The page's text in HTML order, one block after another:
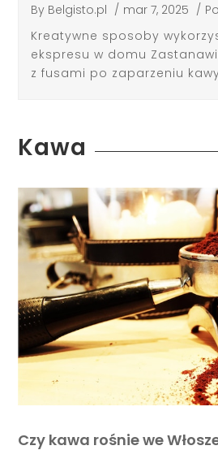
By Belgisto.pl / mar 7, 2025 /
Kreatywne sposoby
ekspresu w domu
z fusami po zaparzeniu
Kawa
Czy kawa rośnie we